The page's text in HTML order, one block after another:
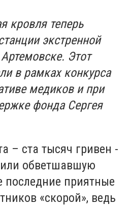
кровля теперь
экстренной
Этот
в рамках конкурса
медиков и при
фонда Сергея
– ста тысяч гривен -
обветшавшую
последние приятные
«скорой», ведь